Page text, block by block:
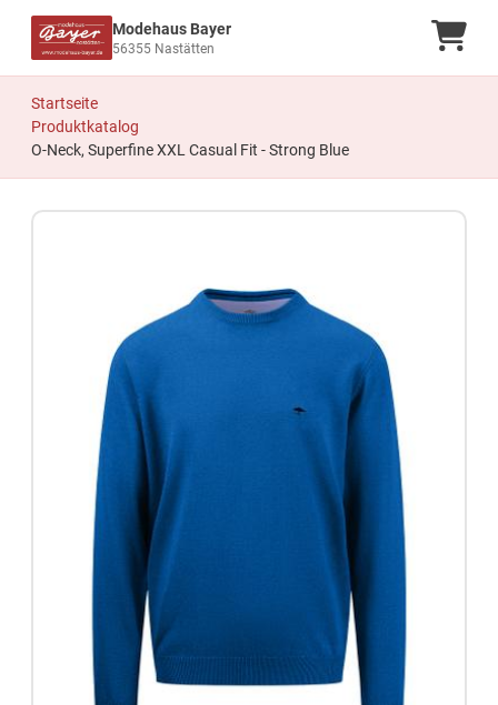
Modehaus Bayer
56355 Nastätten
Startseite
Produktkatalog
O-Neck, Superfine XXL Casual Fit - Strong Blue